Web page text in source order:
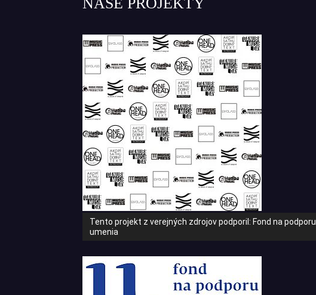
Tento projekt z verejných zdrojov podporil: Fond na podporu
umenia